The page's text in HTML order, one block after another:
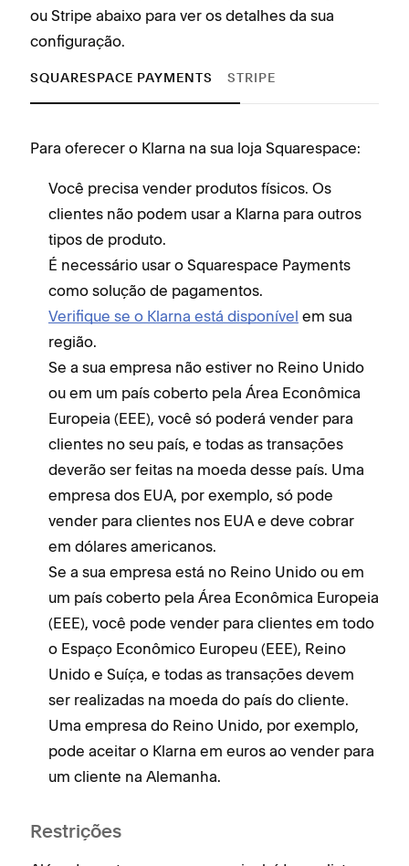
ou Stripe abaixo para ver os detalhes da sua
configuração.
SQUARESPACE PAYMENTS STRIPE
Para oferecer o Klarna na sua loja Squarespace:
Você precisa vender produtos físicos. Os
clientes não podem usar a Klarna para outros
tipos de produto.
É necessário usar o Squarespace Payments
como solução de pagamentos.
Verifique se o Klarna está disponível em sua
região.
Se a sua empresa não estiver no Reino Unido
ou em um país coberto pela Área Econômica
Europeia (EEE), você só poderá vender para
clientes no seu país, e todas as transações
deverão ser feitas na moeda desse país. Uma
empresa dos EUA, por exemplo, só pode
vender para clientes nos EUA e deve cobrar
em dólares americanos.
Se a sua empresa está no Reino Unido ou em
um país coberto pela Área Econômica Europeia
(EEE), você pode vender para clientes em todo
o Espaço Econômico Europeu (EEE), Reino
Unido e Suíça, e todas as transações devem
ser realizadas na moeda do país do cliente.
Uma empresa do Reino Unido, por exemplo,
pode aceitar o Klarna em euros ao vender para
um cliente na Alemanha.
Restrições